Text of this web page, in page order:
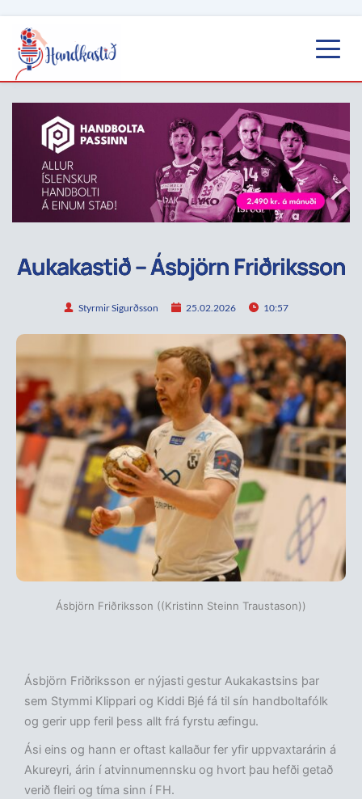
Aukakastið – Ásbjörn Friðriksson
Styrmir Sigurðsson 25.02.2026 10:57
Ásbjörn Friðriksson ((Kristinn Steinn Traustason))
Ásbjörn Friðriksson er nýjasti gestur Aukakastsins þar
sem Stymmi Klippari og Kiddi Bjé fá til sín handboltafólk
og gerir upp feril þess allt frá fyrstu æfingu.
Ási eins og hann er oftast kallaður fer yfir uppvaxtarárin á
Akureyri, árin í atvinnumennsku og hvort þau hefði getað
verið fleiri og tíma sinn í FH.